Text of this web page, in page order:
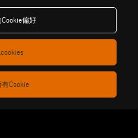
法律说明
般销售条款和条件
偏好
Cookie